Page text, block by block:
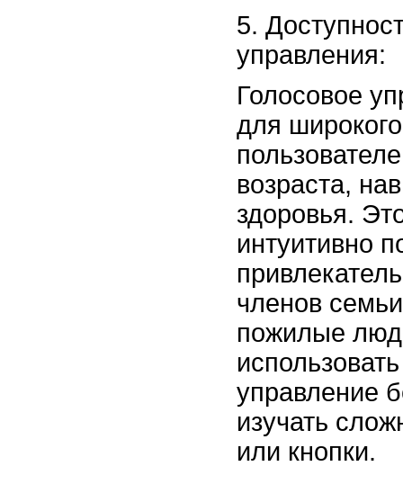
управления:
Голосовое
для широкого
возраста,
здоровья.
интуитивно
членов
пожилые
управление
изучать
или кнопки.